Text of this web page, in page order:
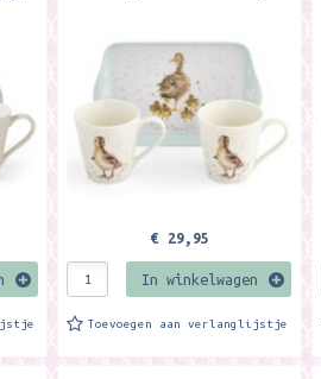
Formaat: inhoud...
€ 29,95
In winkelwagen
Toevoegen aan verlanglijstje